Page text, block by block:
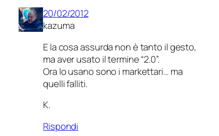
20/02/2012
kazuma
E la cosa assurda non è tanto il gesto,
ma aver usato il termine “2.0”.
Ora lo usano sono i markettari… ma
quelli falliti.
K.
Rispondi